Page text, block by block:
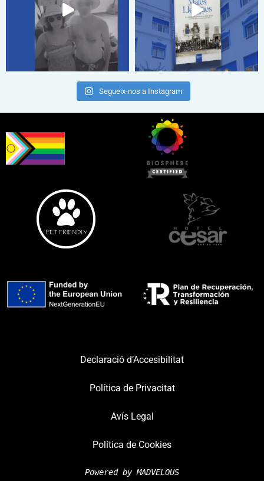
Segueix-nos a Instagram
Declaració d’Accesibilitat
Política de Privacitat
Avís Legal
Política de Cookies
Powered by MADVELOUS